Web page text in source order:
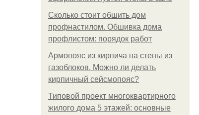
Сколько стоит обшить дом
профнастилом. Обшивка дома
профлистом: порядок работ
Армопояс из кирпича на стены из
газоблоков. Можно ли делать
кирпичный сейсмопояс?
Типовой проект многоквартирного
жилого дома 5 этажей: основные